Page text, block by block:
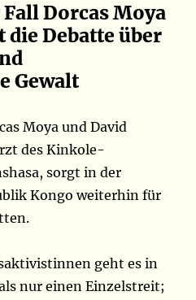
Dorcas Moya
Debatte über
Gewalt
Moya und David
des Kinkole-
sorgt in der
Kongo weiterhin für
geht es in
nur einen Einzelstreit;